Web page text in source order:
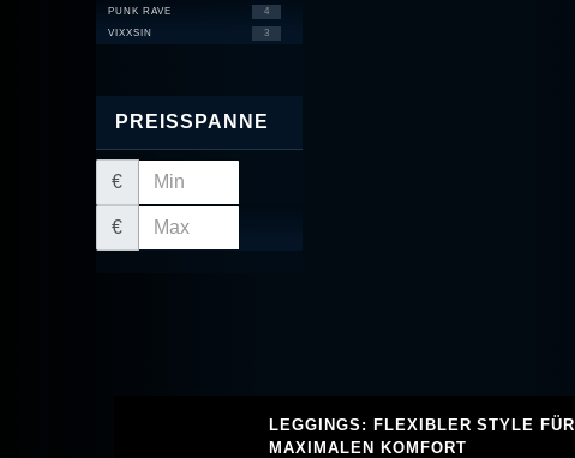
PUNK RAVE 4
VIXXSIN 3
PREISSPANNE
€
€
LEGGINGS: FLEXIBLER STYLE FÜR
MAXIMALEN KOMFORT